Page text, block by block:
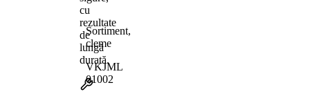
cu
rezultate
de
lungă
durată.
Sortiment,
cleme
VKJML
01002